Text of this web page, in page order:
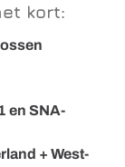
kort:
en SNA-
+ West-